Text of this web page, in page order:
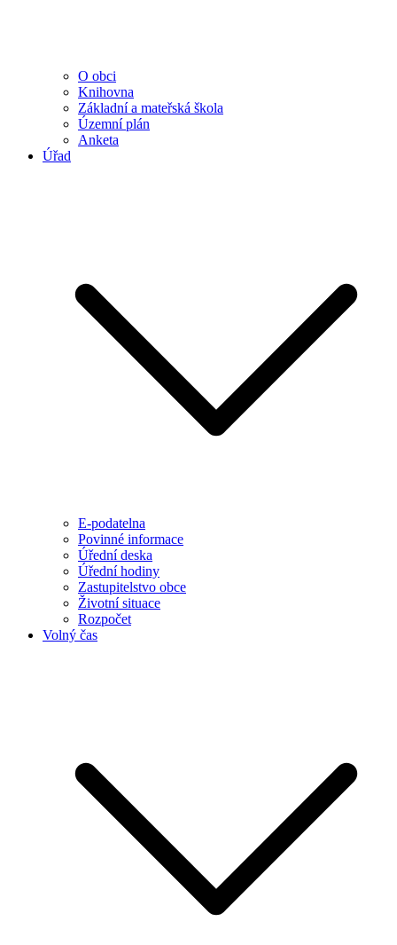
O obci
Knihovna
Základní a mateřská škola
Územní plán
Anketa
Úřad
E-podatelna
Povinné informace
Úřední deska
Úřední hodiny
Zastupitelstvo obce
Životní situace
Rozpočet
Volný čas